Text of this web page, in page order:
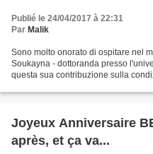
Publié le 24/04/2017 à 22:31
Par Malik
Sono molto onorato di ospitare nel
Soukayna - dottoranda presso
questa sua contribuzione sulla
Joyeux Anniversaire
après, et ça va...